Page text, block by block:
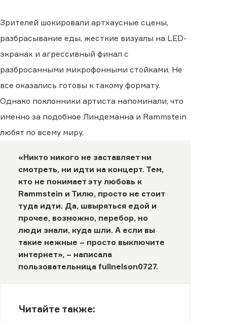
Зрителей шокировали артхаусные сцены,
разбрасывание еды, жесткие визуалы на LED-
экранах и агрессивный финал с
разбросанными микрофонными стойками. Не
все оказались готовы к такому формату.
Однако поклонники артиста напоминали, что
именно за подобное Линдеманна и Rammstein
любят по всему миру.
«Никто никого не заставляет ни
смотреть, ни идти на концерт. Тем,
кто не понимает эту любовь к
Rammstein и Тилю, просто не стоит
туда идти. Да, швыряться едой и
прочее, возможно, перебор, но
люди знали, куда шли. А если вы
такие нежные – просто выключите
интернет», – написала
пользовательница fullnelson0727.
Читайте также: